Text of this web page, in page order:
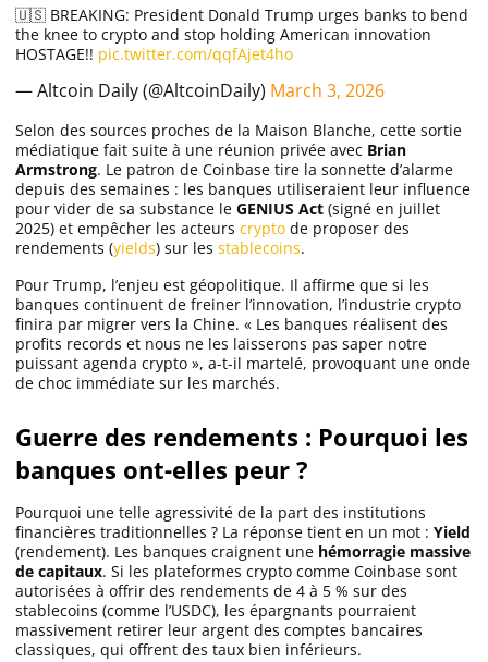
🇺🇸 BREAKING: President Donald Trump urges banks to bend
the knee to crypto and stop holding American innovation
HOSTAGE!! pic.twitter.com/qqfAjet4ho
— Altcoin Daily (@AltcoinDaily) March 3, 2026
Selon des sources proches de la Maison Blanche, cette sortie
médiatique fait suite à une réunion privée avec Brian
Armstrong. Le patron de Coinbase tire la sonnette d’alarme
depuis des semaines : les banques utiliseraient leur influence
pour vider de sa substance le GENIUS Act (signé en juillet
2025) et empêcher les acteurs crypto de proposer des
rendements (yields) sur les stablecoins.
Pour Trump, l’enjeu est géopolitique. Il affirme que si les
banques continuent de freiner l’innovation, l’industrie crypto
finira par migrer vers la Chine. « Les banques réalisent des
profits records et nous ne les laisserons pas saper notre
puissant agenda crypto », a-t-il martelé, provoquant une onde
de choc immédiate sur les marchés.
Guerre des rendements : Pourquoi les
banques ont-elles peur ?
Pourquoi une telle agressivité de la part des institutions
financières traditionnelles ? La réponse tient en un mot : Yield
(rendement). Les banques craignent une hémorragie massive
de capitaux. Si les plateformes crypto comme Coinbase sont
autorisées à offrir des rendements de 4 à 5 % sur des
stablecoins (comme l’USDC), les épargnants pourraient
massivement retirer leur argent des comptes bancaires
classiques, qui offrent des taux bien inférieurs.